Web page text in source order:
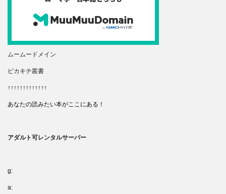
ムームードメイン
ピカキチ叢書
↑↑↑↑↑↑↑↑↑↑↑↑↑
あなたの読みたい本がここにある！
アダルト可レンタルサーバー
g:
a: